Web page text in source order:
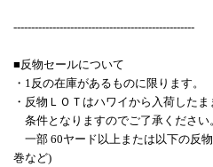
---------------------------------------------------
■反物セールについて
・1反の在庫があるものに限ります。
・反物ＬＯＴはハワイから入荷した
条件となりますのでご了承ください
一部 60ヤード以上または以下の反
巻など)